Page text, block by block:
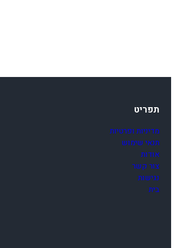
תפריט
מדיניות ופרטיות
תנאי שימוש
אודות
צור קשר
נגישות
בית